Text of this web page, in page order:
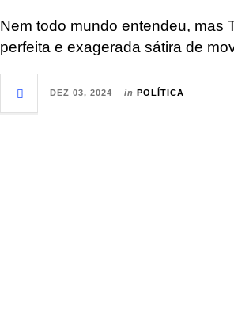
Nem todo mundo entendeu, mas
perfeita e exagerada sátira de
DEZ 03, 2024 in POLÍTICA